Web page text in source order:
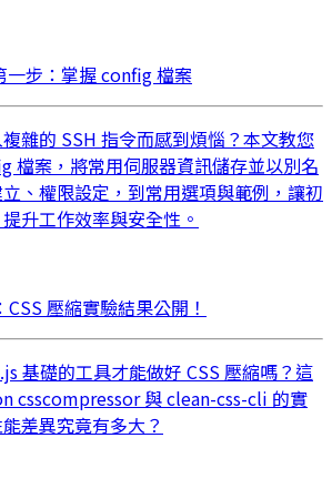
一步：掌握 config 檔案
雜的 SSH 指令而感到煩惱？本文教您
檔案，將常用伺服器資訊儲存並以別名
、權限設定，到常用選項與範例，讓初
升工作效率與安全性。
壓縮實驗結果公開！
基礎的工具才能做好 CSS 壓縮嗎？這
csscompressor 與 clean-css-cli 的實
差異究竟有多大？